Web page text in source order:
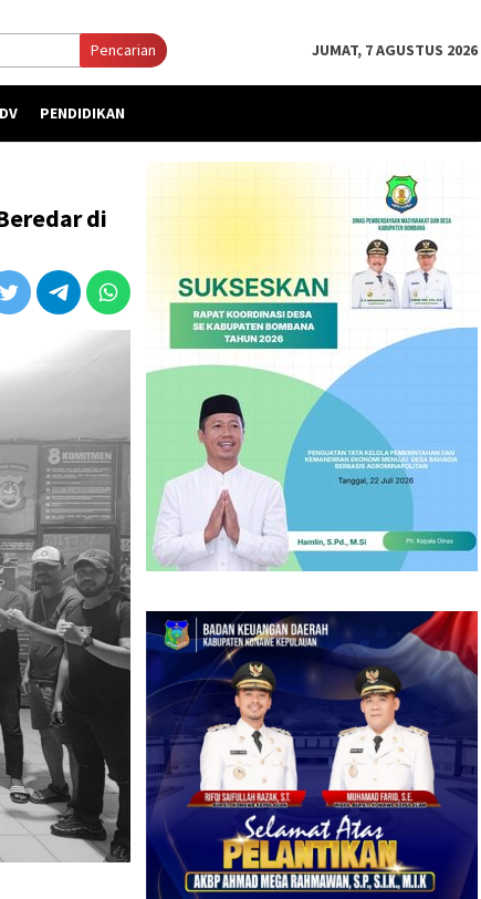
Pencarian JUMAT, 7 AGUSTUS 2026
PENDIDIKAN
di